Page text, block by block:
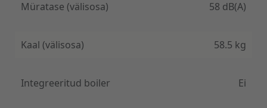
Soojuspumpa on võimalik osta ka koos sisseehitatud
boileriga 180/230L, mis on soojuskadude
vahtplastiga.
loodussõbraliku gaasi (R32) peal töötav pump,
Müratase (välisosa) 58 dB(A)
Kaal (välisosa) 58.5 kg
Integreeritud boiler Ei